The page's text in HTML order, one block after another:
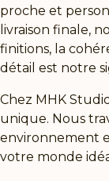
proche et
livraison finale,
finitions, la
détail est notre
Chez MHK
unique. Nous
environnement
votre monde